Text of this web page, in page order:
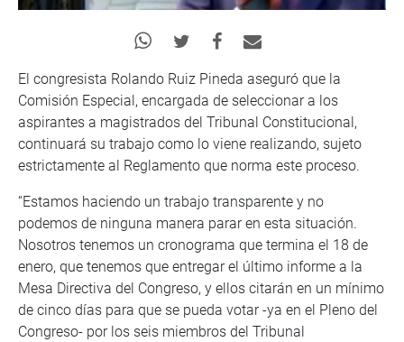
El congresista Rolando Ruiz Pineda aseguró que la
Comisión Especial, encargada de seleccionar a los
aspirantes a magistrados del Tribunal Constitucional,
continuará su trabajo como lo viene realizando, sujeto
estrictamente al Reglamento que norma este proceso.
“Estamos haciendo un trabajo transparente y no
podemos de ninguna manera parar en esta situación.
Nosotros tenemos un cronograma que termina el 18 de
enero, que tenemos que entregar el último informe a la
Mesa Directiva del Congreso, y ellos citarán en un mínimo
de cinco días para que se pueda votar -ya en el Pleno del
Congreso- por los seis miembros del Tribunal